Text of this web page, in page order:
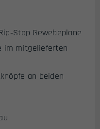
Gewebeplane
im mitgelieferten
an beiden